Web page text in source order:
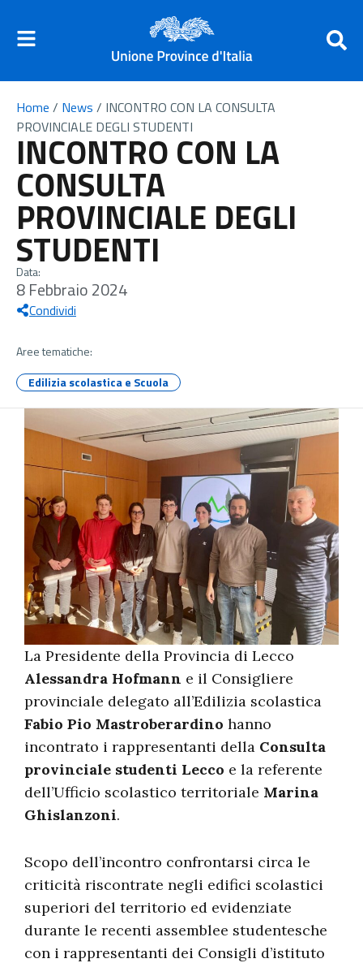
Home / News / INCONTRO CON LA CONSULTA
PROVINCIALE DEGLI STUDENTI
INCONTRO CON LA
CONSULTA
PROVINCIALE DEGLI
STUDENTI
Data:
8 Febbraio 2024
Condividi
Aree tematiche:
Edilizia scolastica e Scuola
La Presidente della Provincia di Lecco
Alessandra Hofmann e il Consigliere
provinciale delegato all’Edilizia scolastica
Fabio Pio Mastroberardino hanno
incontrato i rappresentanti della Consulta
provinciale studenti Lecco e la referente
dell’Ufficio scolastico territoriale Marina
Ghislanzoni.
Scopo dell’incontro confrontarsi circa le
criticità riscontrate negli edifici scolastici
superiori del territorio ed evidenziate
durante le recenti assemblee studentesche
con i rappresentanti dei Consigli d’istituto